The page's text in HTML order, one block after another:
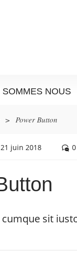
SOMMES NOUS
> Power Button
21 juin 2018 0
sit